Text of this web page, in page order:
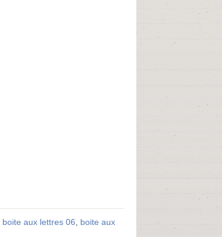
boite aux lettres 06, boite aux